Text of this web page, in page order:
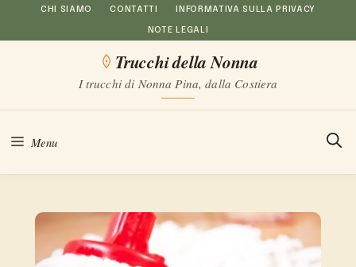
al
CHI SIAMO CONTATTI INFORMATIVA SULLA PRIVACY
NOTE LEGALI
Trucchi della Nonna
I trucchi di Nonna Pina, dalla Costiera
Menu